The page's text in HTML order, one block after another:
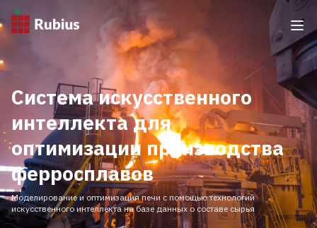
Система искусственного
интеллекта для
оптимизации производства
ферросплавов
Моделирование и оптимизация печи с помощью технологий
искусственного интеллекта на базе данных о составе сырья